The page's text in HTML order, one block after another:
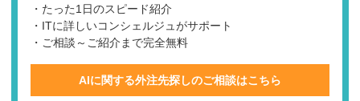
・たった1日のスピード紹介
・ITに詳しいコンシェルジュがサポート
・ご相談～ご紹介まで完全無料
AIに関する外注先探しのご相談はこちら